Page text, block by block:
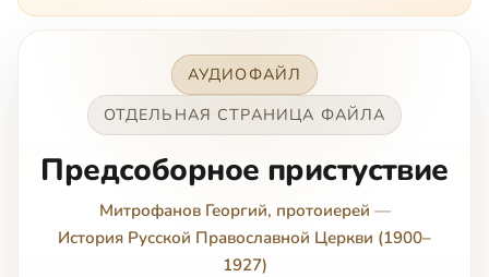
АУДИОФАЙЛ
ОТДЕЛЬНАЯ СТРАНИЦА ФАЙЛА
Предсоборное пристуствие
Митрофанов Георгий, протоиерей —
История Русской Православной Церкви (1900–
1927)